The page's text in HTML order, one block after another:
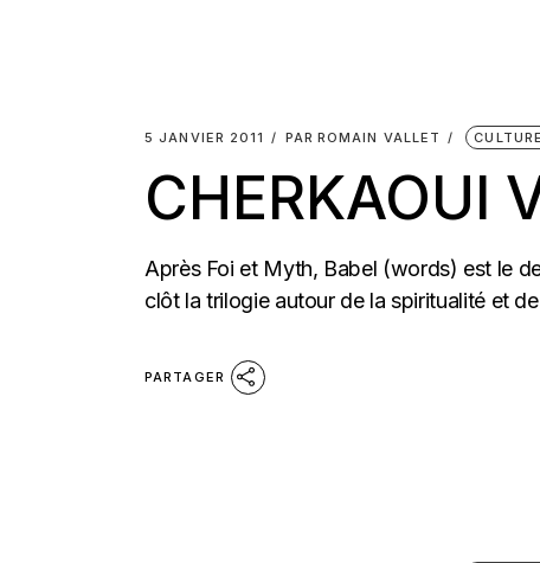
5 JANVIER 2011 PAR ROMAIN VALLET CULTURE
CHERKAOUI
Après Foi et Myth, Babel (words) est le
clôt la trilogie autour de la spiritualité et
PARTAGER